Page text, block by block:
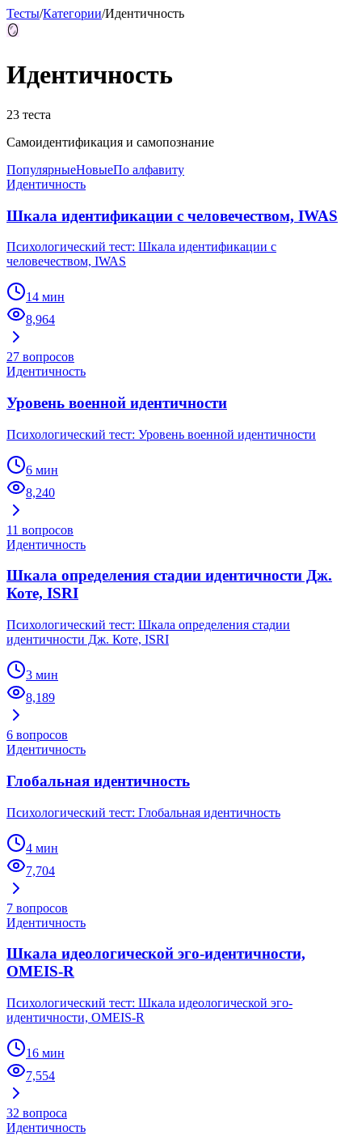
Тесты/Категории/Идентичность
🪞
Идентичность
23 теста
Самоидентификация и самопознание
ПопулярныеНовыеПо алфавиту
Идентичность
Шкала идентификации с человечеством, IWAS
Психологический тест: Шкала идентификации с
человечеством, IWAS
14 мин
8,964
27 вопросов
Идентичность
Уровень военной идентичности
Психологический тест: Уровень военной идентичности
6 мин
8,240
11 вопросов
Идентичность
Шкала определения стадии идентичности Дж.
Коте, ISRI
Психологический тест: Шкала определения стадии
идентичности Дж. Коте, ISRI
3 мин
8,189
6 вопросов
Идентичность
Глобальная идентичность
Психологический тест: Глобальная идентичность
4 мин
7,704
7 вопросов
Идентичность
Шкала идеологической эго-идентичности,
OMEIS-R
Психологический тест: Шкала идеологической эго-
идентичности, OMEIS-R
16 мин
7,554
32 вопроса
Идентичность